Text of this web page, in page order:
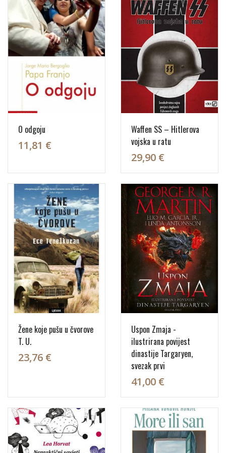
O odgoju
11,81 €
Waffen SS – Hitlerova
vojska u ratu
29,90 €
Žene koje pušu u čvorove
T. U.
23,76 €
Uspon Zmaja -
ilustrirana povijest
dinastije Targaryen,
svezak prvi
41,00 €